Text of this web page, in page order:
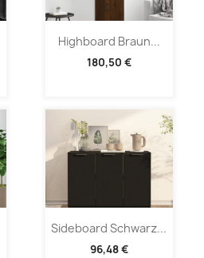
Highboard Braun...
180,50 €
Sideboard Schwarz...
96,48 €